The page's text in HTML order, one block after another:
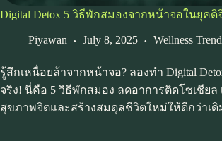
Digital Detox 5 วิธีพักสมองจากหน้าจอในยุคดิ
Piyawan July 8, 2025 Wellness
รู้สึกเหนื่อยล้าจากหน้าจอ? ลองทำ Digital
จริง! นี่คือ 5 วิธีพักสมอง ลดอาการติดโซเชียล
สุขภาพจิตและสร้างสมดุลชีวิตใหม่ให้ดีกว่าเดิ